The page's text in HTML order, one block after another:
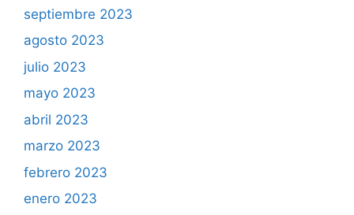
septiembre 2023
agosto 2023
julio 2023
mayo 2023
abril 2023
marzo 2023
febrero 2023
enero 2023